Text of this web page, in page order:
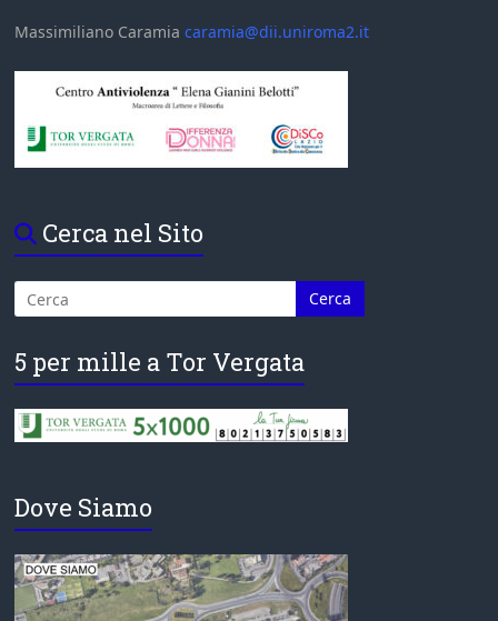
Massimiliano Caramiacaramia@dii.uniroma2.it
Cerca nel Sito
5 per mille a Tor Vergata
Dove Siamo